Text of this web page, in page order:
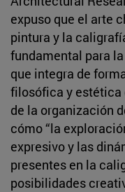
expuso que el arte
pintura y la
fundamental para
que integra de
filosófica y estética
de la organización
cómo “la
expresivo y las
presentes en la
posibilidades